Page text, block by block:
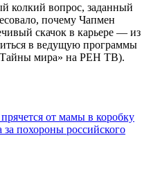
колкий вопрос, заданный
почему Чапмен
скачок в карьере — из
в ведущую программы
мира» на РЕН ТВ).
от мамы в коробку
похороны российского